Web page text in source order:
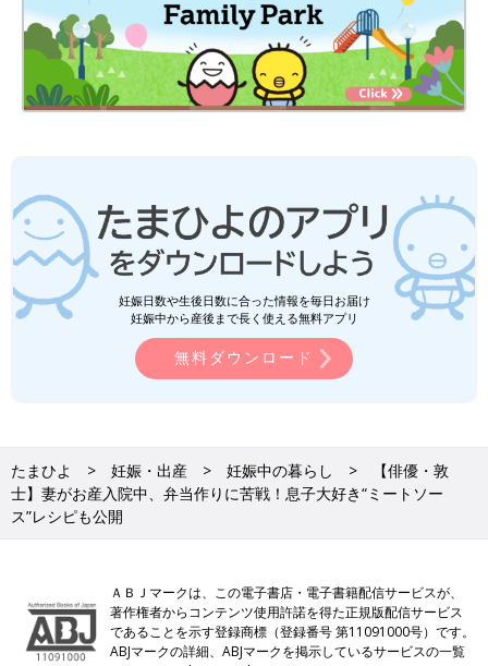
妊娠日数や生後日数に合った情報を毎日お届け
妊娠中から産後まで長く使える無料アプリ
無料ダウンロード
たまひよ 妊娠・出産 妊娠中の暮らし
【俳優・敦
士】妻がお産入院中、弁当作りに苦戦！息子大好き“ミートソー
ス”レシピも公開
ＡＢＪマークは、この電子書店・電子書籍配信サービスが、
著作権者からコンテンツ使用許諾を得た正規版配信サービス
であることを示す登録商標（登録番号 第11091000号）です。
ABJマークの詳細、ABJマークを掲示しているサービスの一覧